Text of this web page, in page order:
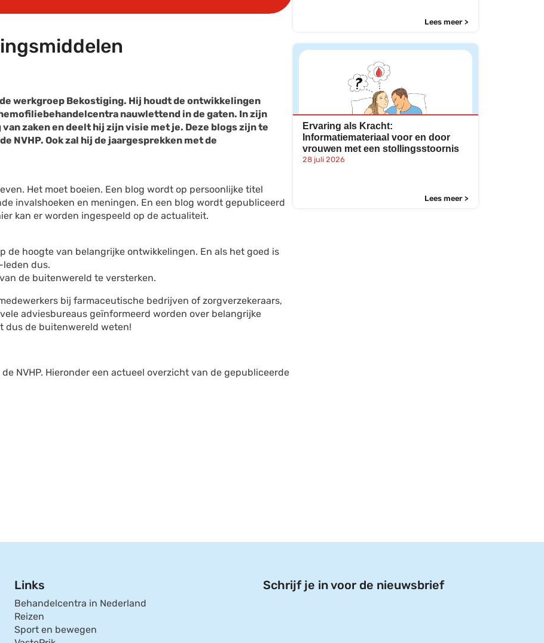
werkgroep Bekostiging. Hij houdt de ontwikkelingen
nauwlettend in de gaten. In zijn
zaken en deelt hij zijn visie met je. Deze blogs zijn te
NVHP. Ook zal hij de jaargesprekken met de
Het moet boeien. Een blog wordt op persoonlijke titel
invalshoeken en meningen. En een blog wordt gepubliceerd
kan er worden ingespeeld op de actualiteit.
de hoogte van belangrijke ontwikkelingen. En als het goed is
leden dus.
de buitenwereld te versterken.
bij farmaceutische bedrijven of zorgverzekeraars,
adviesbureaus geïnformeerd worden over belangrijke
dus de buitenwereld weten!
NVHP. Hieronder een actueel overzicht van de gepubliceerde
Lees meer >
Ervaring als Kracht:
Informatiemateriaal voor en door
vrouwen met een stollingsstoornis
28 juli 2026
Lees meer >
Links
Behandelcentra in Nederland
Reizen
Sport en bewegen
Schrijf je in voor de nieuwsbrief